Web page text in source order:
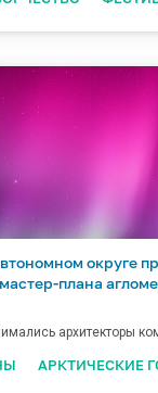
округе
плана
архитекторы
АРКТИЧЕСКИЕ